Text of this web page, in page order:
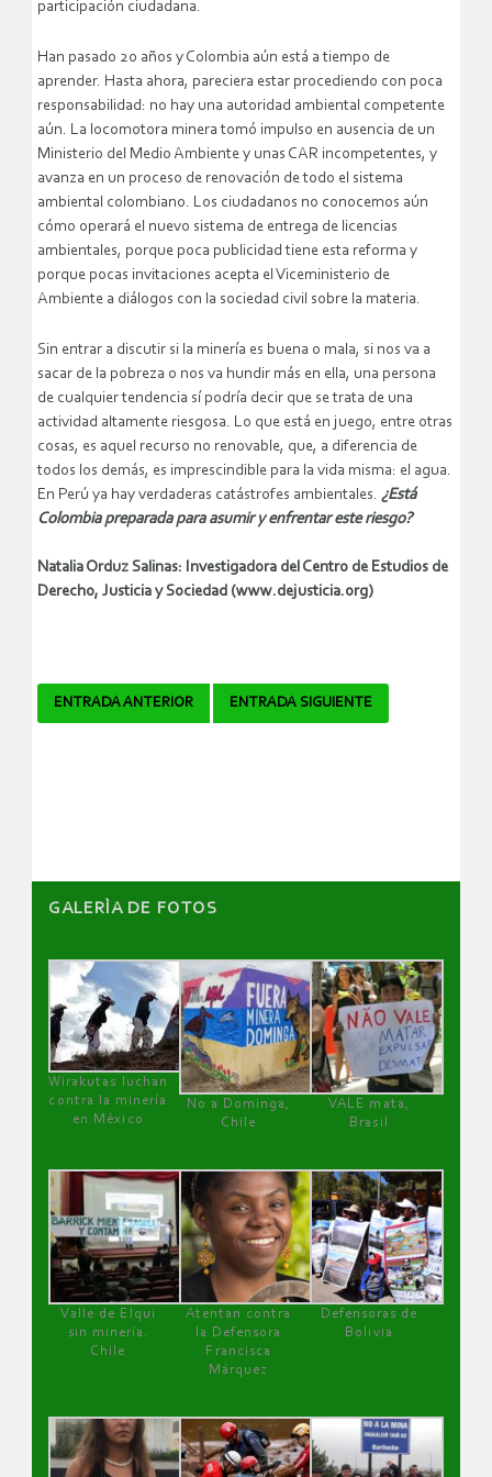
participación ciudadana.
Han pasado 20 años y Colombia aún está a tiempo de
aprender. Hasta ahora, pareciera estar procediendo con poca
responsabilidad: no hay una autoridad ambiental competente
aún. La locomotora minera tomó impulso en ausencia de un
Ministerio del Medio Ambiente y unas CAR incompetentes, y
avanza en un proceso de renovación de todo el sistema
ambiental colombiano. Los ciudadanos no conocemos aún
cómo operará el nuevo sistema de entrega de licencias
ambientales, porque poca publicidad tiene esta reforma y
porque pocas invitaciones acepta el Viceministerio de
Ambiente a diálogos con la sociedad civil sobre la materia.
Sin entrar a discutir si la minería es buena o mala, si nos va a
sacar de la pobreza o nos va hundir más en ella, una persona
de cualquier tendencia sí podría decir que se trata de una
actividad altamente riesgosa. Lo que está en juego, entre otras
cosas, es aquel recurso no renovable, que, a diferencia de
todos los demás, es imprescindible para la vida misma: el agua.
En Perú ya hay verdaderas catástrofes ambientales. ¿Está
Colombia preparada para asumir y enfrentar este riesgo?
Natalia Orduz Salinas: Investigadora del Centro de Estudios de
Derecho, Justicia y Sociedad (www.dejusticia.org)
Navegador
ENTRADA ANTERIOR ENTRADA SIGUIENTE
GALERÌA DE FOTOS
Wirakutas luchan
contra la minería
en México
No a Dominga,
Chile
VALE mata,
Brasil
Valle de Elqui
sin minería.
Chile
Atentan contra
la Defensora
Francisca
Márquez
Defensoras de
Bolivia